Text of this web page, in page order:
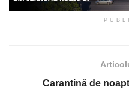
Carantină de